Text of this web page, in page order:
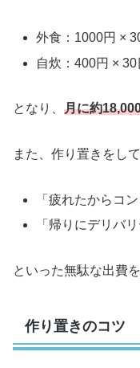
外食：1000円 ×
自炊：400円 × 30
となり、 月に約
また、作り置きをし
「疲れたからコ
「帰りにデリバ
といった無駄な出費
作り置きのコツ